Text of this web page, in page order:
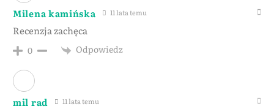
Milena kamińska 11 lata temu
Recenzja zachęca
0 Odpowiedz
mil rad 11 lata temu